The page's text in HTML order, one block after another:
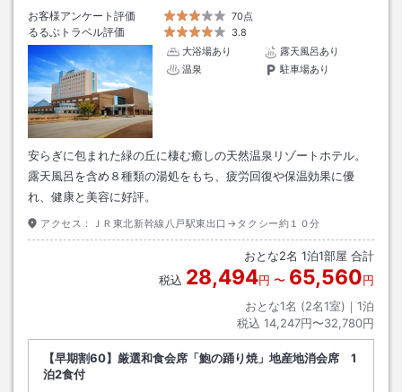
お客様アンケート評価
70点
るるぶトラベル評価
3.8
大浴場あり
露天風呂あり
温泉
駐車場あり
安らぎに包まれた緑の丘に棲む癒しの天然温泉リゾートホテル。
露天風呂を含め８種類の湯処をもち、疲労回復や保温効果に優
れ、健康と美容に好評。
アクセス： ＪＲ東北新幹線八戸駅東出口→タクシー約１０分
おとな2名 1泊1部屋 合計
税込 28,494円 〜 65,560円
おとな1名 (2名1室)｜ 1泊
税込 14,247円〜32,780円
【早期割60】厳選和食会席「鮑の踊り焼」地産地消会席 1
泊2食付